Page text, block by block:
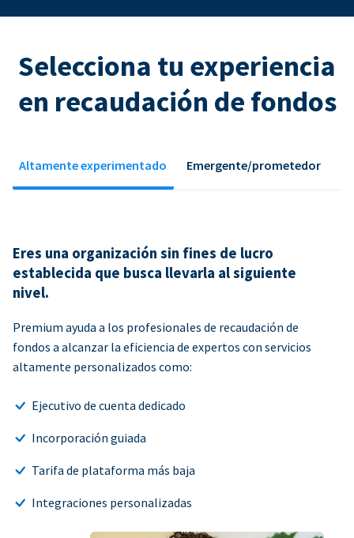
Selecciona tu experiencia
en recaudación de fondos
Altamente experimentado Emergente/prometedor
Eres una organización sin fines de lucro
establecida que busca llevarla al siguiente
nivel.
Premium ayuda a los profesionales de recaudación de
fondos a alcanzar la eficiencia de expertos con servicios
altamente personalizados como:
Ejecutivo de cuenta dedicado
Incorporación guiada
Tarifa de plataforma más baja
Integraciones personalizadas